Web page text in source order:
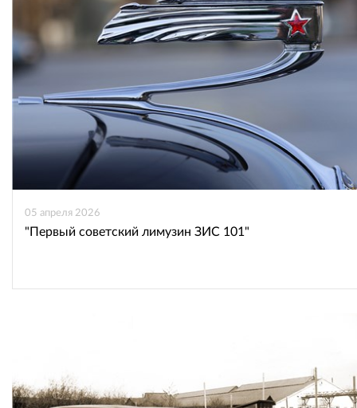
05 апреля 2026
"Первый советский лимузин ЗИС 101"